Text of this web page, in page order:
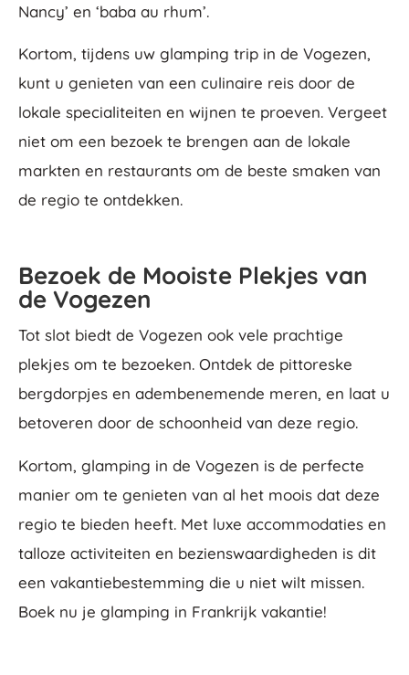
Nancy’ en ‘baba au rhum’.
Kortom, tijdens uw glamping trip in de Vogezen,
kunt u genieten van een culinaire reis door de
lokale specialiteiten en wijnen te proeven. Vergeet
niet om een bezoek te brengen aan de lokale
markten en restaurants om de beste smaken van
de regio te ontdekken.
Bezoek de Mooiste Plekjes van
de Vogezen
Tot slot biedt de Vogezen ook vele prachtige
plekjes om te bezoeken. Ontdek de pittoreske
bergdorpjes en adembenemende meren, en laat u
betoveren door de schoonheid van deze regio.
Kortom, glamping in de Vogezen is de perfecte
manier om te genieten van al het moois dat deze
regio te bieden heeft. Met luxe accommodaties en
talloze activiteiten en bezienswaardigheden is dit
een vakantiebestemming die u niet wilt missen.
Boek nu je glamping in Frankrijk vakantie!